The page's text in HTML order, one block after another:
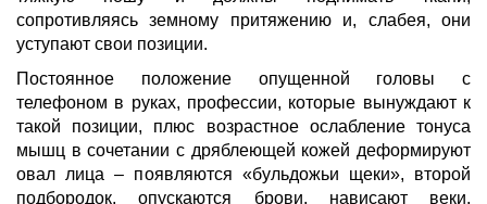
сопротивляясь земному притяжению и, слабея, они
уступают свои позиции.
Постоянное положение опущенной головы с
телефоном в руках, профессии, которые вынуждают к
такой позиции, плюс возрастное ослабление тонуса
мышц в сочетании с дряблеющей кожей деформируют
овал лица – появляются «бульдожьи щеки», второй
подбородок, опускаются брови, нависают веки,